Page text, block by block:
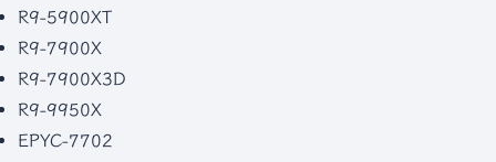
R9-5900XT
R9-7900X
R9-7900X3D
R9-9950X
EPYC-7702